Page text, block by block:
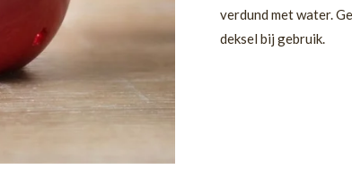
verdund met water.
deksel bij gebruik.